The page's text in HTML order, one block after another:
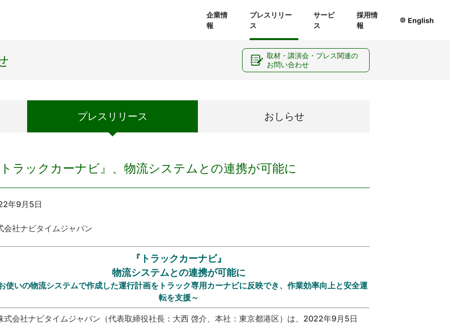
企業情
報
営理念
プレスリリー
ス
サービ
ス
採用情
報
English
プレス リリース おしらせ
トラックカーナビ』、物流システムとの連携が可能に
年9月5日
会社ナビタイムジャパン
『トラックカーナビ』
物流システムとの連携が可能に
使いの物流システムで作成した運行計画をトラック専用カーナビに反映でき、作業効率向上と安全運
転を支援～
会社ナビタイムジャパン（代表取締役社長：大西 啓介、本社：東京都港区）は、2022年9月5日
取材・講演会・プレス関連の
お問い合わせ